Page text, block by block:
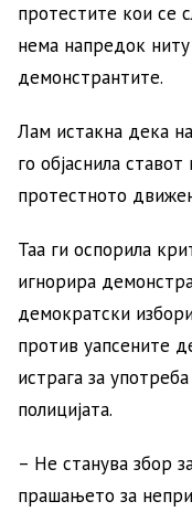
протестите кои се
нема напредок
демонстрантите.
Лам истакна дека
го објаснила
протестното
Таа ги оспорила
игнорира
демократски
против уапсените
истрага за
полицијата.
– Не станува збор
прашањето за